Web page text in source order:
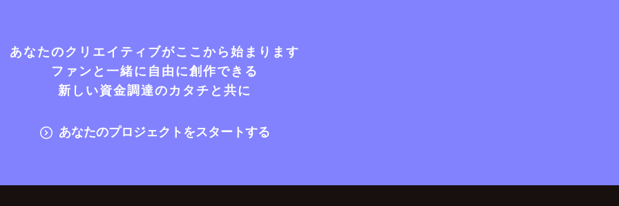
あなたのクリエイティブがここから始まります
ファンと一緒に自由に創作できる
新しい資金調達のカタチと共に
あなたのプロジェクトをスタートする